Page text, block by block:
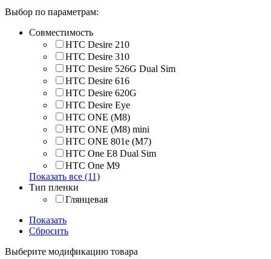
Выбор по параметрам:
Совместимость
HTC Desire 210
HTC Desire 310
HTC Desire 526G Dual Sim
HTC Desire 616
HTC Desire 620G
HTC Desire Eye
HTC ONE (M8)
HTC ONE (M8) mini
HTC ONE 801e (M7)
HTC One E8 Dual Sim
HTC One M9
Показать все (11)
Тип пленки
Глянцевая
Показать
Сбросить
Выберите модификацию товара